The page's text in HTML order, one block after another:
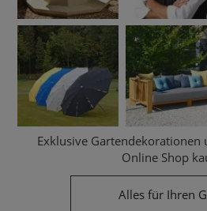
Exklusive
Online Shop
Alles für Ihren